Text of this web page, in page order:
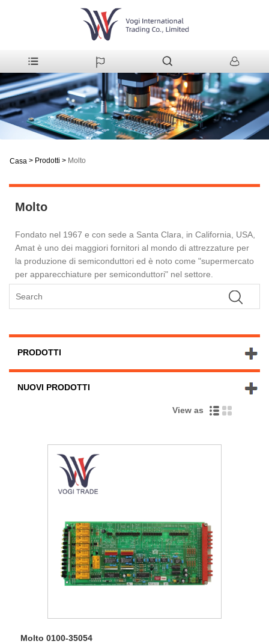
Casa > Prodotti > Molto
Molto
Fondato nel 1967 e con sede a Santa Clara, in California, USA,
Amat è uno dei maggiori fornitori al mondo di attrezzature per
la produzione di semiconduttori ed è noto come "supermercato
per apparecchiature per semiconduttori" nel settore.
PRODOTTI
NUOVI PRODOTTI
View as
Molto 0100-35054